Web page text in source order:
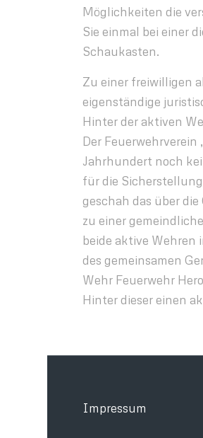
Möglichkeiten die
Sie einmal bei einer
Schaukasten.
Zu einer freiwilligen
eigenständige
Hinter der aktiven
Der Feuerwehrverein
Jahrhundert noch
für die
geschah das über
zu einer
beide aktive Wehren
des gemeinsamen
Wehr Feuerwehr
Hinter dieser einen
Impressum